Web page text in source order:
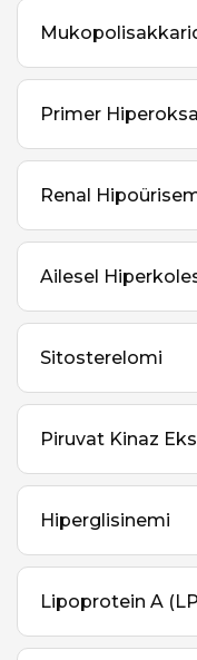
Primer
Renal
Ailesel
Sitosterelomi
Piruvat Kinaz
Hiperglisinemi
Lipoprotein A